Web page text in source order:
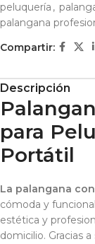
peluquería ,
palangana
Compartir:
Descripción
para
Portátil
La palangana
cómoda y
estética y
domicilio. Gracias